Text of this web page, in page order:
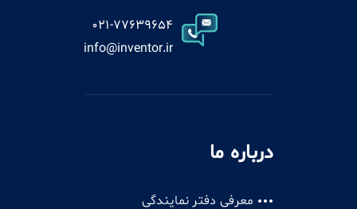
021-77639654
info@inventor.ir
درباره ما
معرفی دفتر نمایندگی